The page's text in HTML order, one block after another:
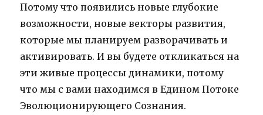
Потому что появились новые глубокие
возможности, новые векторы развития,
которые мы планируем разворачивать и
активировать. И вы будете откликаться на
эти живые процессы динамики, потому
что мы с вами находимся в Едином Потоке
Эволюционирующего Сознания.